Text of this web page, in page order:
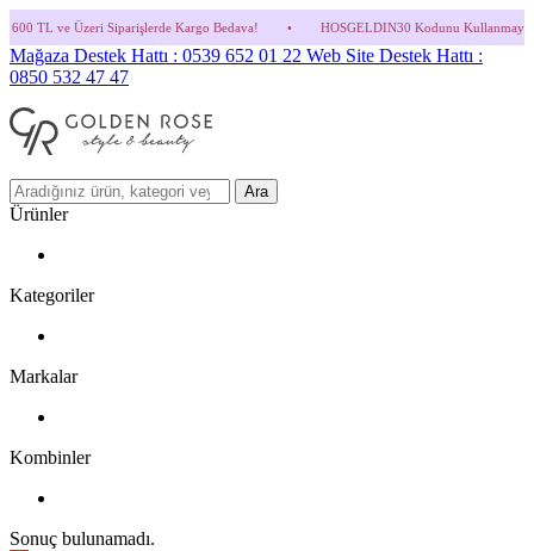
Kargo Bedava! • HOSGELDIN30 Kodunu Kullanmayı Unutma! (Parfüm
Mağaza Destek Hattı : 0539 652 01 22 Web Site Destek Hattı :
0850 532 47 47
Ara
Ürünler
Kategoriler
Markalar
Kombinler
Sonuç bulunamadı.